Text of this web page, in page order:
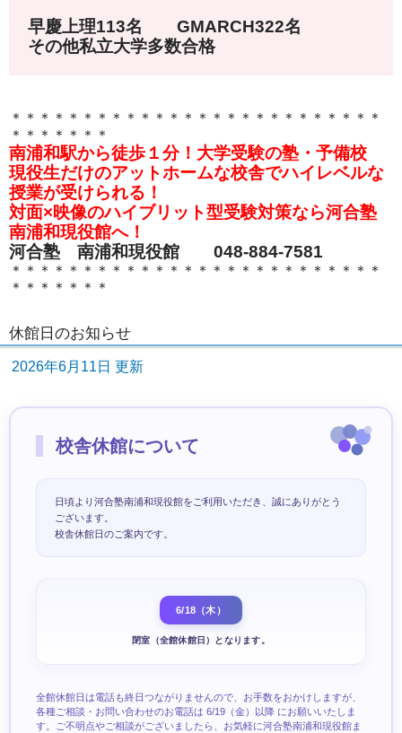
早慶上理113名 GMARCH322名
その他私立大学多数合格
＊＊＊＊＊＊＊＊＊＊＊＊＊＊＊＊＊＊＊＊＊＊＊＊＊＊
＊＊＊＊＊＊＊
南浦和駅から徒歩１分！大学受験の塾・予備校
現役生だけのアットホームな校舎でハイレベルな
授業が受けられる！
対面×映像のハイブリット型受験対策なら河合塾
南浦和現役館へ！
河合塾 南浦和現役館 048-884-7581
＊＊＊＊＊＊＊＊＊＊＊＊＊＊＊＊＊＊＊＊＊＊＊＊＊＊
＊＊＊＊＊＊＊
休館日のお知らせ
2026年6月11日 更新
校舎休館について
日頃より河合塾南浦和現役館をご利用いただき、誠にありがとう
ございます。
校舎休館日のご案内です。
6/18（木）
閉室（全館休館日）となります。
全館休館日は電話も終日つながりませんので、お手数をおかけしますが、
各種ご相談・お問い合わせのお電話は 6/19（金）以降 にお願いいたしま
す。ご不明点やご相談がございましたら、お気軽に河合塾南浦和現役館ま